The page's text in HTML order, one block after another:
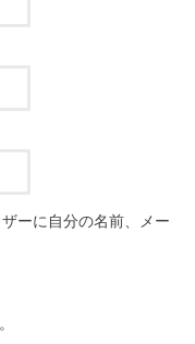
ーに自分の名前、メー